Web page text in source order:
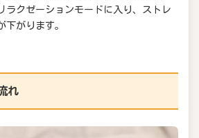
ラクゼーションモードに入り、ストレ
下がります。
れ